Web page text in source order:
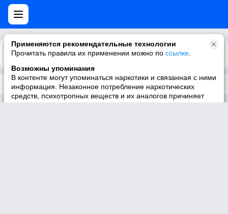
Применяются рекомендательные технологии
Прочитать правила их применении можно по ссылке
Возможны упоминания
В контенте могут упоминаться наркотики и связанная с ними
информация. Незаконное потребление наркотических
средств, психотропных веществ и их аналогов причиняет
Каталог Рекомендации
Трек не существует